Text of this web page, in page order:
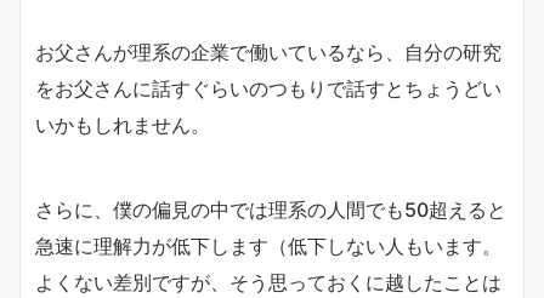
お父さんが理系の企業で働いているなら、自分の研究
をお父さんに話すぐらいのつもりで話すとちょうどい
いかもしれません。
さらに、僕の偏見の中では理系の人間でも50超えると
急速に理解力が低下します（低下しない人もいます。
よくない差別ですが、そう思っておくに越したことは